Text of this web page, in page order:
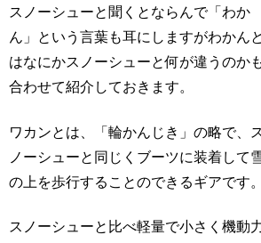
スノーシューと聞くとならんで「わか
ん」という言葉も耳にしますがわかんと
はなにかスノーシューと何が違うのか
合わせて紹介しておきます。
ワカンとは、「輪かんじき」の略で、
ノーシューと同じくブーツに装着して
の上を歩行することのできるギアです。
スノーシューと比べ軽量で小さく機動